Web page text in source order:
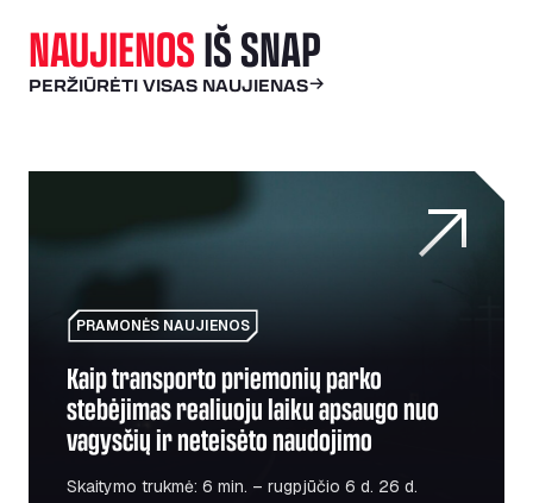
NAUJIENOSIŠ SNAP
PERŽIŪRĖTI VISAS NAUJIENAS
Kaip transporto priemonių parko stebėjimas realiuoju
PRAMONĖS NAUJIENOS
Kaip transporto priemonių parko
stebėjimas realiuoju laiku apsaugo nuo
vagysčių ir neteisėto naudojimo
Skaitymo trukmė: 6 min. – rugpjūčio 6 d. 26 d.